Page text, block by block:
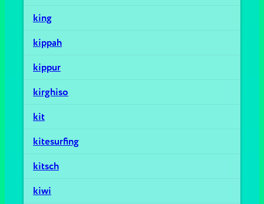
king
kippah
kippur
kirghiso
kit
kitesurfing
kitsch
kiwi